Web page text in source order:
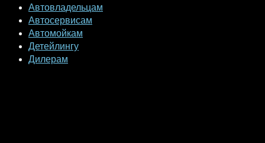
Автовладельцам
Автосервисам
Автомойкам
Детейлингу
Дилерам